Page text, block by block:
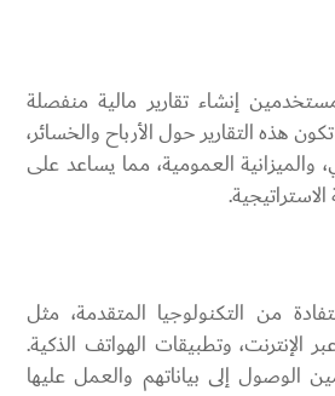
إنشاء تقارير مالية منفصلة
هذه التقارير حول الأرباح والخسائر،
والميزانية العمومية، مما يساعد على
الاستراتيجية.
من التكنولوجيا المتقدمة، مثل
الإنترنت، وتطبيقات الهواتف الذكية.
الوصول إلى بياناتهم والعمل عليها